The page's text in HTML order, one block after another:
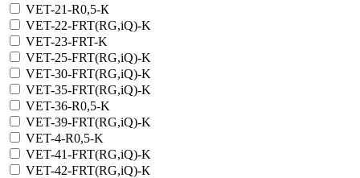
VET-21-R0,5-К
VET-22-FRT(RG,iQ)-K
VET-23-FRT-K
VET-25-FRT(RG,iQ)-K
VET-30-FRT(RG,iQ)-K
VET-35-FRT(RG,iQ)-K
VET-36-R0,5-K
VET-39-FRT(RG,iQ)-K
VET-4-R0,5-K
VET-41-FRT(RG,iQ)-K
VET-42-FRT(RG,iQ)-К